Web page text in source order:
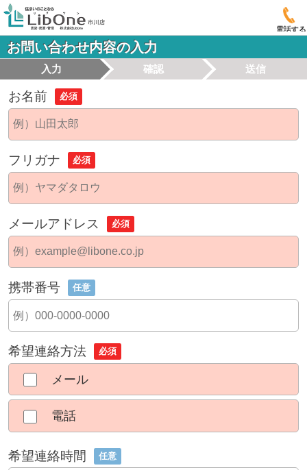
電話する
お問い合わせ内容の入力
入力 確認 送信
お名前 必須
フリガナ 必須
メールアドレス 必須
携帯番号 任意
希望連絡方法 必須
メール
電話
希望連絡時間 任意